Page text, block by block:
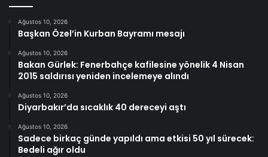
Ağustos 10, 2026
Başkan Özel’in Kurban Bayramı mesajı
Ağustos 10, 2026
Bakan Gürlek: Fenerbahçe kafilesine yönelik 4 Nisan
2015 saldırısı yeniden incelemeye alındı
Ağustos 10, 2026
Diyarbakır’da sıcaklık 40 dereceyi aştı
Ağustos 10, 2026
Sadece birkaç günde yapıldı ama etkisi 50 yıl sürecek:
Bedeli ağır oldu